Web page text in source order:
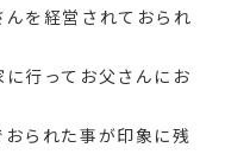
を経営されておられ
行ってお父さんにお
られた事が印象に残